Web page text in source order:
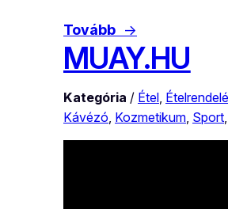
Tovább →
MUAY.HU
Kategória / Étel
Kávézó Kozmetikum Sport